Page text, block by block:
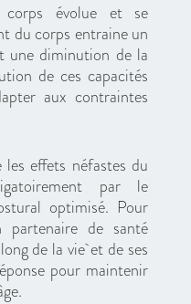
évolue et se
du corps entraine un
une diminution de la
de ces capacités
aux contraintes
effets néfastes du
par le
optimisé. Pour
partenaire de santé
de la vie et de ses
pour maintenir